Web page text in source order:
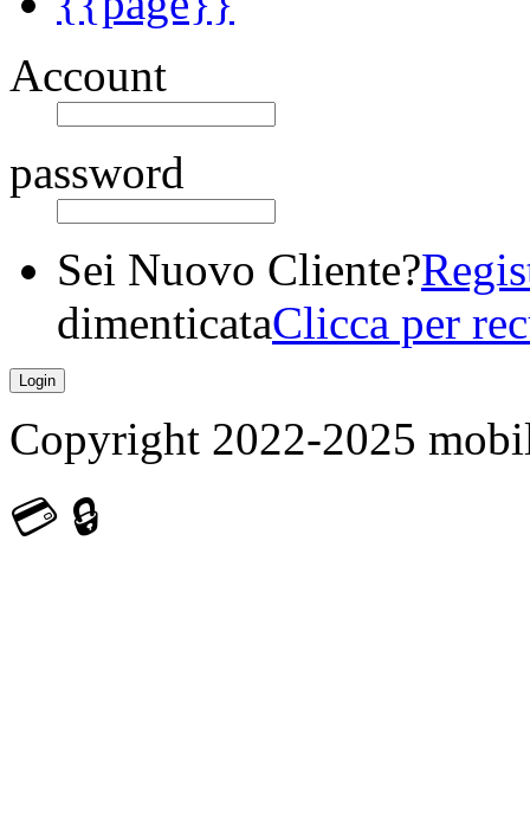
Account
password
Sei Nuovo Cliente?
dimenticataClicca per
Copyright 2022-2025
💳 🔒